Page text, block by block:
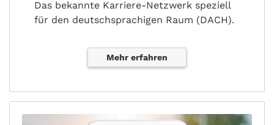
Das bekannte Karriere-Netzwerk speziell
für den deutschsprachigen Raum (DACH).
Mehr erfahren